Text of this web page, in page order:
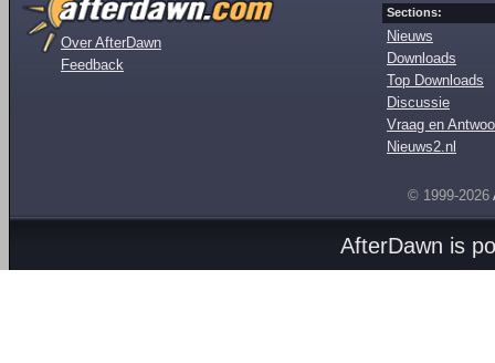
Over AfterDawn
Feedback
Sections:
Nieuws
Downloads
Top Downloads
Discussie
Vraag en
Nieuws2.nl
© 1999-2026
AfterDawn is